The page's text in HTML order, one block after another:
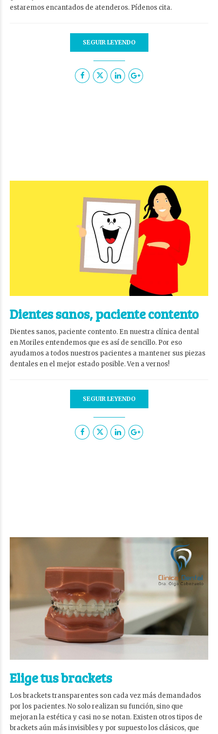
estaremos encantados de atenderos. Pídenos cita.
SEGUIR LEYENDO
Dientes sanos, paciente contento
Dientes sanos, paciente contento. En nuestra clínica dental
en Moriles entendemos que es así de sencillo. Por eso
ayudamos a todos nuestros pacientes a mantener sus piezas
dentales en el mejor estado posible. Ven a vernos!
SEGUIR LEYENDO
Elige tus brackets
Los brackets transparentes son cada vez más demandados
por los pacientes. No solo realizan su función, sino que
mejoran la estética y casi no se notan. Existen otros tipos de
brackets aún más invisibles y por supuesto los clásicos, que